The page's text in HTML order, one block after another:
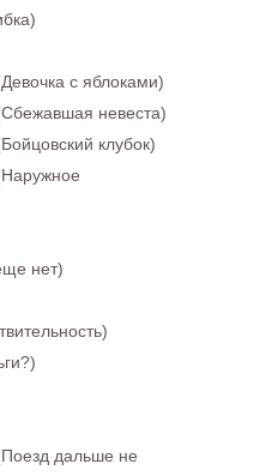
с яблоками)
невеста)
клубок)
нет)
дальше не